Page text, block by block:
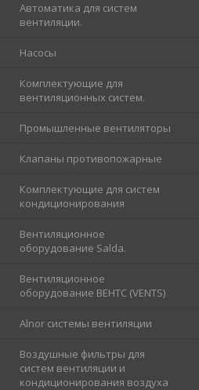
Автоматика для систем
вентиляции.
Насосы
Комплектующие для
вентиляционных систем.
Промышленные вентиляторы
Клапаны противопожарные
Комплектующие для систем
кондиционирования
Вентиляционное
оборудование Salda.
Вентиляционное
оборудование ВЕНТС (VENTS)
Alnor cистемы вентиляции
Воздушные фильтры для
систем вентиляции и
кондиционирования воздуха